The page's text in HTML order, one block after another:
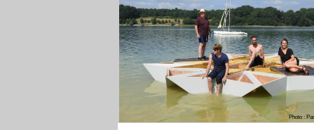
Photo :